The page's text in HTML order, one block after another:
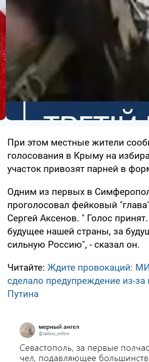
При этом местные жители
голосования в Крыму на
участок привозят парней в
Одним из первых в
проголосовал фейковый
Сергей Аксенов. " Голос
будущее нашей страны, за
сильную Россию", - сказал он.
Читайте: Ждите провокаций:
сделало предупреждение из-
Путина